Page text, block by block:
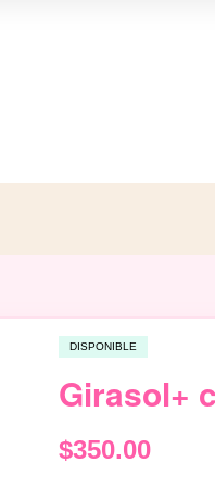
DISPONIBLE
Girasol+
$350.00